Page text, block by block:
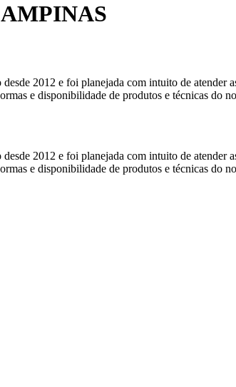
2012 e foi planejada com intuito de atender
e disponibilidade de produtos e
2012 e foi planejada com intuito de atender
e disponibilidade de produtos e